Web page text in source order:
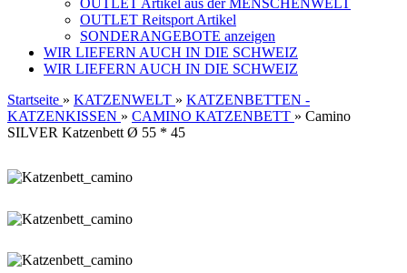
OUTLET Artikel aus der MENSCHENWELT
OUTLET Reitsport Artikel
SONDERANGEBOTE anzeigen
WIR LIEFERN AUCH IN DIE SCHWEIZ
WIR LIEFERN AUCH IN DIE SCHWEIZ
Startseite » KATZENWELT » KATZENBETTEN -
KATZENKISSEN » CAMINO KATZENBETT » Camino
SILVER Katzenbett Ø 55 * 45